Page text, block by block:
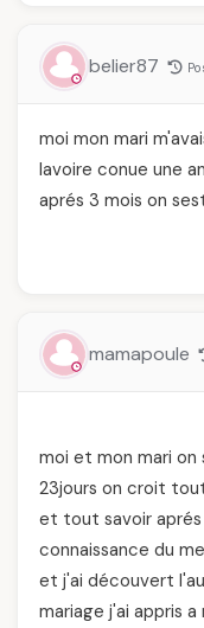
belier87
moi mon mari
lavoire conue une
aprés 3 mois on
mamapoule
moi et mon mari on
23jours on croit
et tout savoir
connaissance du
et j'ai découvert
mariage j'ai appris